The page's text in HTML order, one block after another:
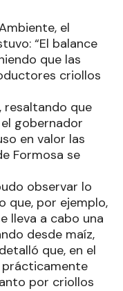
el
“El balance
que las
criollos
resaltando que
gobernador
en valor las
Formosa se
observar lo
que, por ejemplo,
lleva a cabo una
desde maíz,
que, en el
prácticamente
por criollos